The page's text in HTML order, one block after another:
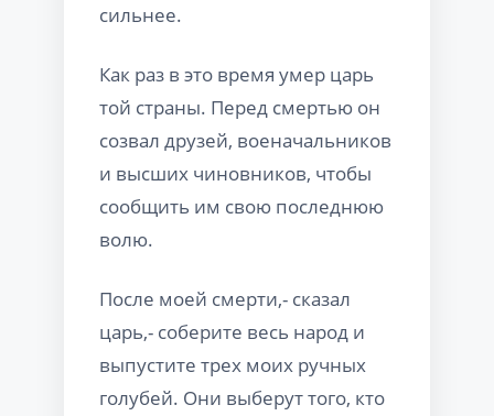
сильнее.
Как раз в это время умер царь
той страны. Перед смертью он
созвал друзей, военачальников
и высших чиновников, чтобы
сообщить им свою последнюю
волю.
После моей смерти,- сказал
царь,- соберите весь народ и
выпустите трех моих ручных
голубей. Они выберут того, кто